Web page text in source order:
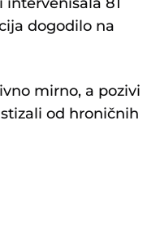
81
dogodilo na
mirno, a pozivi
od hroničnih